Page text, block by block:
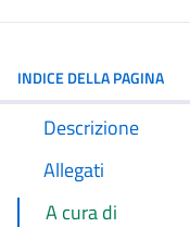
INDICE DELLA PAGINA
Descrizione
Allegati
A cura di